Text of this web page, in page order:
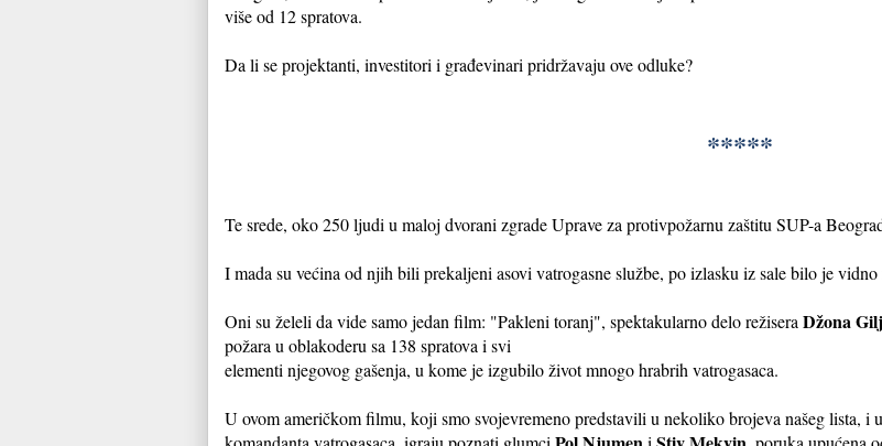
više od 12 spratova.
Da li se projektanti, investitori i građevinari pridržavaju ove odluke?
*****
Te srede, oko 250 ljudi u maloj dvorani zgrade Uprave za protivpožarnu zaštitu SUP-a
I mada su većina od njih bili prekaljeni asovi vatrogasne službe, po izlasku iz sale bilo je
Oni su želeli da vide samo jedan film: "Pakleni toranj", spektakularno delo režisera Džona
požara u oblakoderu sa 138 spratova i svi
elementi njegovog gašenja, u kome je izgubilo život mnogo hrabrih vatrogasaca.
U ovom američkom filmu, koji smo svojevremeno predstavili u nekoliko brojeva našeg lista,